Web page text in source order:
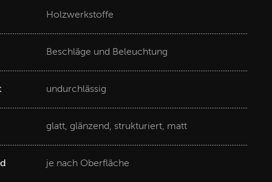
Holzwerkstoffe
Beschläge und Beleuchtung
undurchlässig
glatt, glänzend, strukturiert, matt
je nach Oberfläche